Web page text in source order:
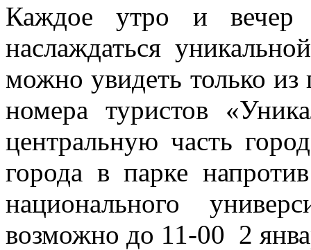
Каждое утро и
вечер
наслаждаться
можно увидеть только
номера туристов
центральную часть
города в парке
национального
возможно до 11-00 2